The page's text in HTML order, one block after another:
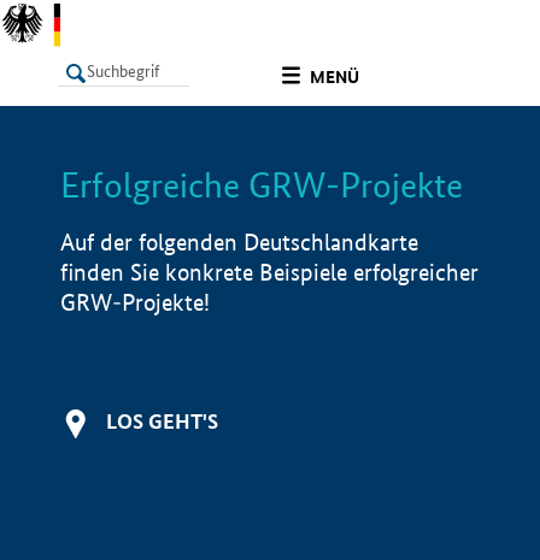
MENÜ
LISTE Info
Erfolgreiche GRW-Projekte
Auf der folgenden Deutschlandkarte
finden Sie konkrete Beispiele erfolgreicher
GRW-Projekte!
LOS GEHT'S